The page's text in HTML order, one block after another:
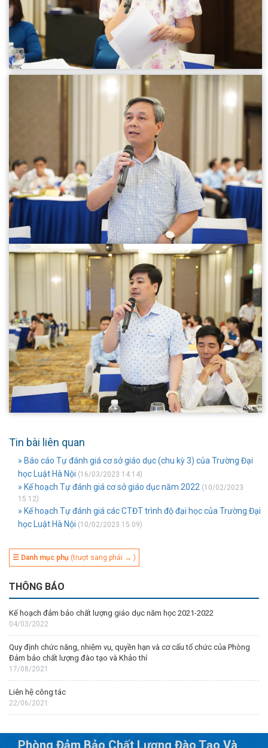
Tin bài liên quan
» Báo cáo Tự đánh giá cơ sở giáo dục (chu kỳ 3) của Trường Đại
học Luật Hà Nội (16/03/2023 14:14)
» Kế hoạch Tự đánh giá cơ sở giáo dục năm 2022 (10/02/2023
15:12)
» Kế hoạch Tự đánh giá các CTĐT trình độ đại học của Trường Đại
học Luật Hà Nội (10/02/2023 15:09)
☰ Danh mục phụ (trượt sang phải → )
THÔNG BÁO
Kế hoạch đảm bảo chất lượng giáo dục năm học 2021-2022
04/03/2022
Quy định chức năng, nhiệm vụ, quyền hạn và cơ cấu tổ chức của Phòng
Đảm bảo chất lượng đào tạo và Khảo thí
17/08/2021
Liên hệ công tác
22/06/2021
Phòng Đảm Bảo Chất Lượng Đào Tạo Và